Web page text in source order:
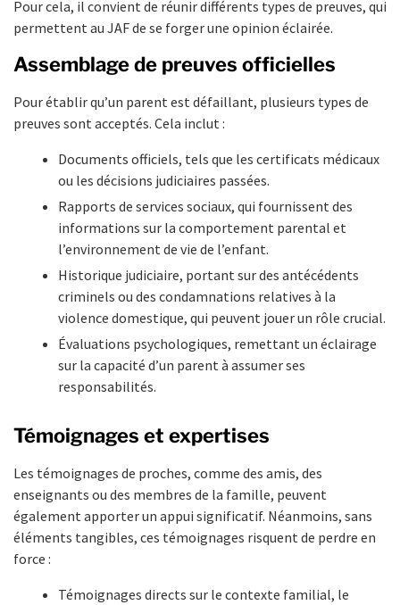
Pour cela, il convient de réunir différents types de preuves, qui
permettent au JAF de se forger une opinion éclairée.
Assemblage de preuves officielles
Pour établir qu’un parent est défaillant, plusieurs types de
preuves sont acceptés. Cela inclut :
Documents officiels, tels que les certificats médicaux
ou les décisions judiciaires passées.
Rapports de services sociaux, qui fournissent des
informations sur la comportement parental et
l’environnement de vie de l’enfant.
Historique judiciaire, portant sur des antécédents
criminels ou des condamnations relatives à la
violence domestique, qui peuvent jouer un rôle crucial.
Évaluations psychologiques, remettant un éclairage
sur la capacité d’un parent à assumer ses
responsabilités.
Témoignages et expertises
Les témoignages de proches, comme des amis, des
enseignants ou des membres de la famille, peuvent
également apporter un appui significatif. Néanmoins, sans
éléments tangibles, ces témoignages risquent de perdre en
force :
Témoignages directs sur le contexte familial, le